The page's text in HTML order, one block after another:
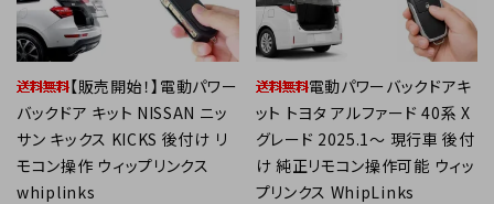
【販売開始！】電動パワー
バックドア キット NISSAN ニッ
サン キックス KICKS 後付け リ
モコン操作 ウィップリンクス
whiplinks
電動パワーバックドアキ
ット トヨタ アルファード 40系 X
グレード 2025.1～ 現行車 後付
け 純正リモコン操作可能 ウィッ
プリンクス WhipLinks